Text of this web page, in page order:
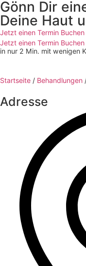
Gönn Dir
Deine Haut
Jetzt einen Termin Buchen
Jetzt einen Termin Buchen
in nur 2 Min. mit wenigen
Startseite / Behandlungen
Adresse